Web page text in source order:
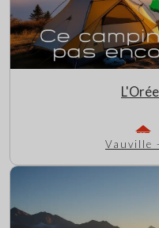
Vauville